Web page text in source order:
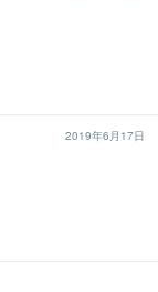
2019年6月17日